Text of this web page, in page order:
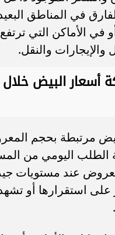
في المناطق
في الأماكن التي
والإيجارات والنقل.
أسعار البيض خلال
مرتبطة بحجم
الطلب اليومي من
عند مستويات
على استقرارها أو